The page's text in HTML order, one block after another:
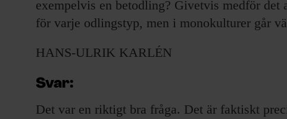
exempelvis en betodling? Givetvis medför det
för varje odlingstyp, men i monokulturer går
HANS-ULRIK KARLÉN
Svar:
Det var en riktigt bra fråga. Det är faktiskt